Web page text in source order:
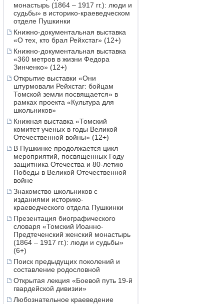
монастырь (1864 – 1917 гг.): люди и
судьбы» в историко-краеведческом
отделе Пушкинки
Книжно-документальная выставка
«О тех, кто брал Рейхстаг» (12+)
Книжно-документальная выставка
«360 метров в жизни Федора
Зинченко» (12+)
Открытие выставки «Они
штурмовали Рейхстаг: бойцам
Томской земли посвящается» в
рамках проекта «Культура для
школьников»
Книжная выставка «Томский
комитет ученых в годы Великой
Отечественной войны» (12+)
В Пушкинке продолжается цикл
мероприятий, посвященных Году
защитника Отечества и 80-летию
Победы в Великой Отечественной
войне
Знакомство школьников с
изданиями историко-
краеведческого отдела Пушкинки
Презентация биографического
словаря «Томский Иоанно-
Предтеченский женский монастырь
(1864 – 1917 гг.): люди и судьбы»
(6+)
Поиск предыдущих поколений и
составление родословной
Открытая лекция «Боевой путь 19-й
гвардейской дивизии»
Любознательное краеведение